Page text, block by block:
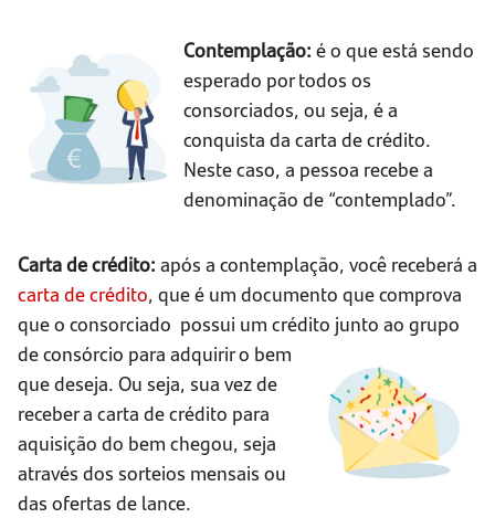
Contemplação: é o que está sendo
esperado por todos os
consorciados, ou seja, é a
conquista da carta de crédito.
Neste caso, a pessoa recebe a
denominação de “contemplado”.
Carta de crédito: após a contemplação, você receberá a
carta de crédito, que é um documento que comprova
que o consorciado possui um crédito junto ao grupo
deconsórcio para adquirir o bem
que deseja. Ou seja, sua vez de
receber a carta de crédito para
aquisição do bem chegou, seja
através dos sorteios mensais ou
das ofertas de lance.